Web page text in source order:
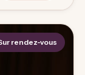
rendez-vous